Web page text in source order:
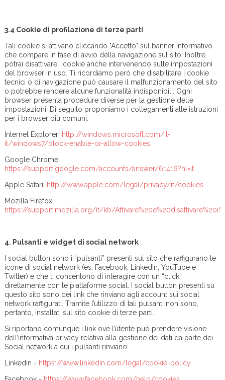
3.4 Cookie di profilazione di terze parti
Tali cookie si attivano cliccando "Accetto" sul banner informativo
che compare in fase di avvio della navigazione sul sito. Inoltre,
potrai disattivare i cookie anche intervenendo sulle impostazioni
del browser in uso. Ti ricordiamo però che disabilitare i cookie
tecnici o di navigazione può causare il malfunzionamento del sito
o potrebbe rendere alcune funzionalità indisponibili. Ogni
browser presenta procedure diverse per la gestione delle
impostazioni. Di seguito proponiamo i collegamenti alle istruzioni
per i browser più comuni:
Internet Explorer: http://windows.microsoft.com/it-
it/windows7/block-enable-or-allow-cookies
Google Chrome:
https://support.google.com/accounts/answer/61416?hl=it
Apple Safari: http://www.apple.com/legal/privacy/it/cookies
Mozilla Firefox:
https://support.mozilla.org/it/kb/
4. Pulsanti e widget di social network
I social button sono i “pulsanti” presenti sul sito che raffigurano le
icone di social network (es. Facebook, LinkedIn, YouTube e
Twitter) e che ti consentono di interagire con un “click”
direttamente con le piattaforme social. I social button presenti su
questo sito sono dei link che rinviano agli account sui social
network raffigurati. Tramite l’utilizzo di tali pulsanti non sono,
pertanto, installati sul sito cookie di terze parti.
Si riportano comunque i link ove l’utente può prendere visione
dell’informativa privacy relativa alla gestione dei dati da parte dei
Social network a cui i pulsanti rinviano:
Linkedin - https://www.linkedin.com/legal/cookie-policy